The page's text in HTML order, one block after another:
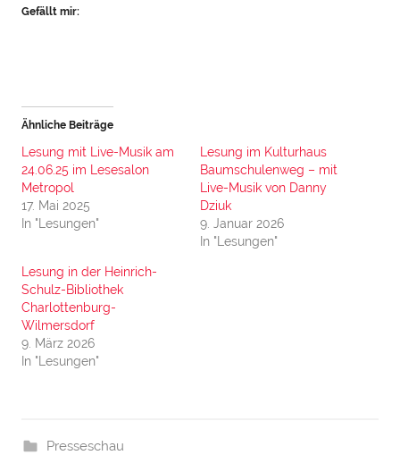
Gefällt mir:
Ähnliche Beiträge
Lesung mit Live-Musik am
24.06.25 im Lesesalon
Metropol
17. Mai 2025
In "Lesungen"
Lesung im Kulturhaus
Baumschulenweg – mit
Live-Musik von Danny
Dziuk
9. Januar 2026
In "Lesungen"
Lesung in der Heinrich-
Schulz-Bibliothek
Charlottenburg-
Wilmersdorf
9. März 2026
In "Lesungen"
Presseschau